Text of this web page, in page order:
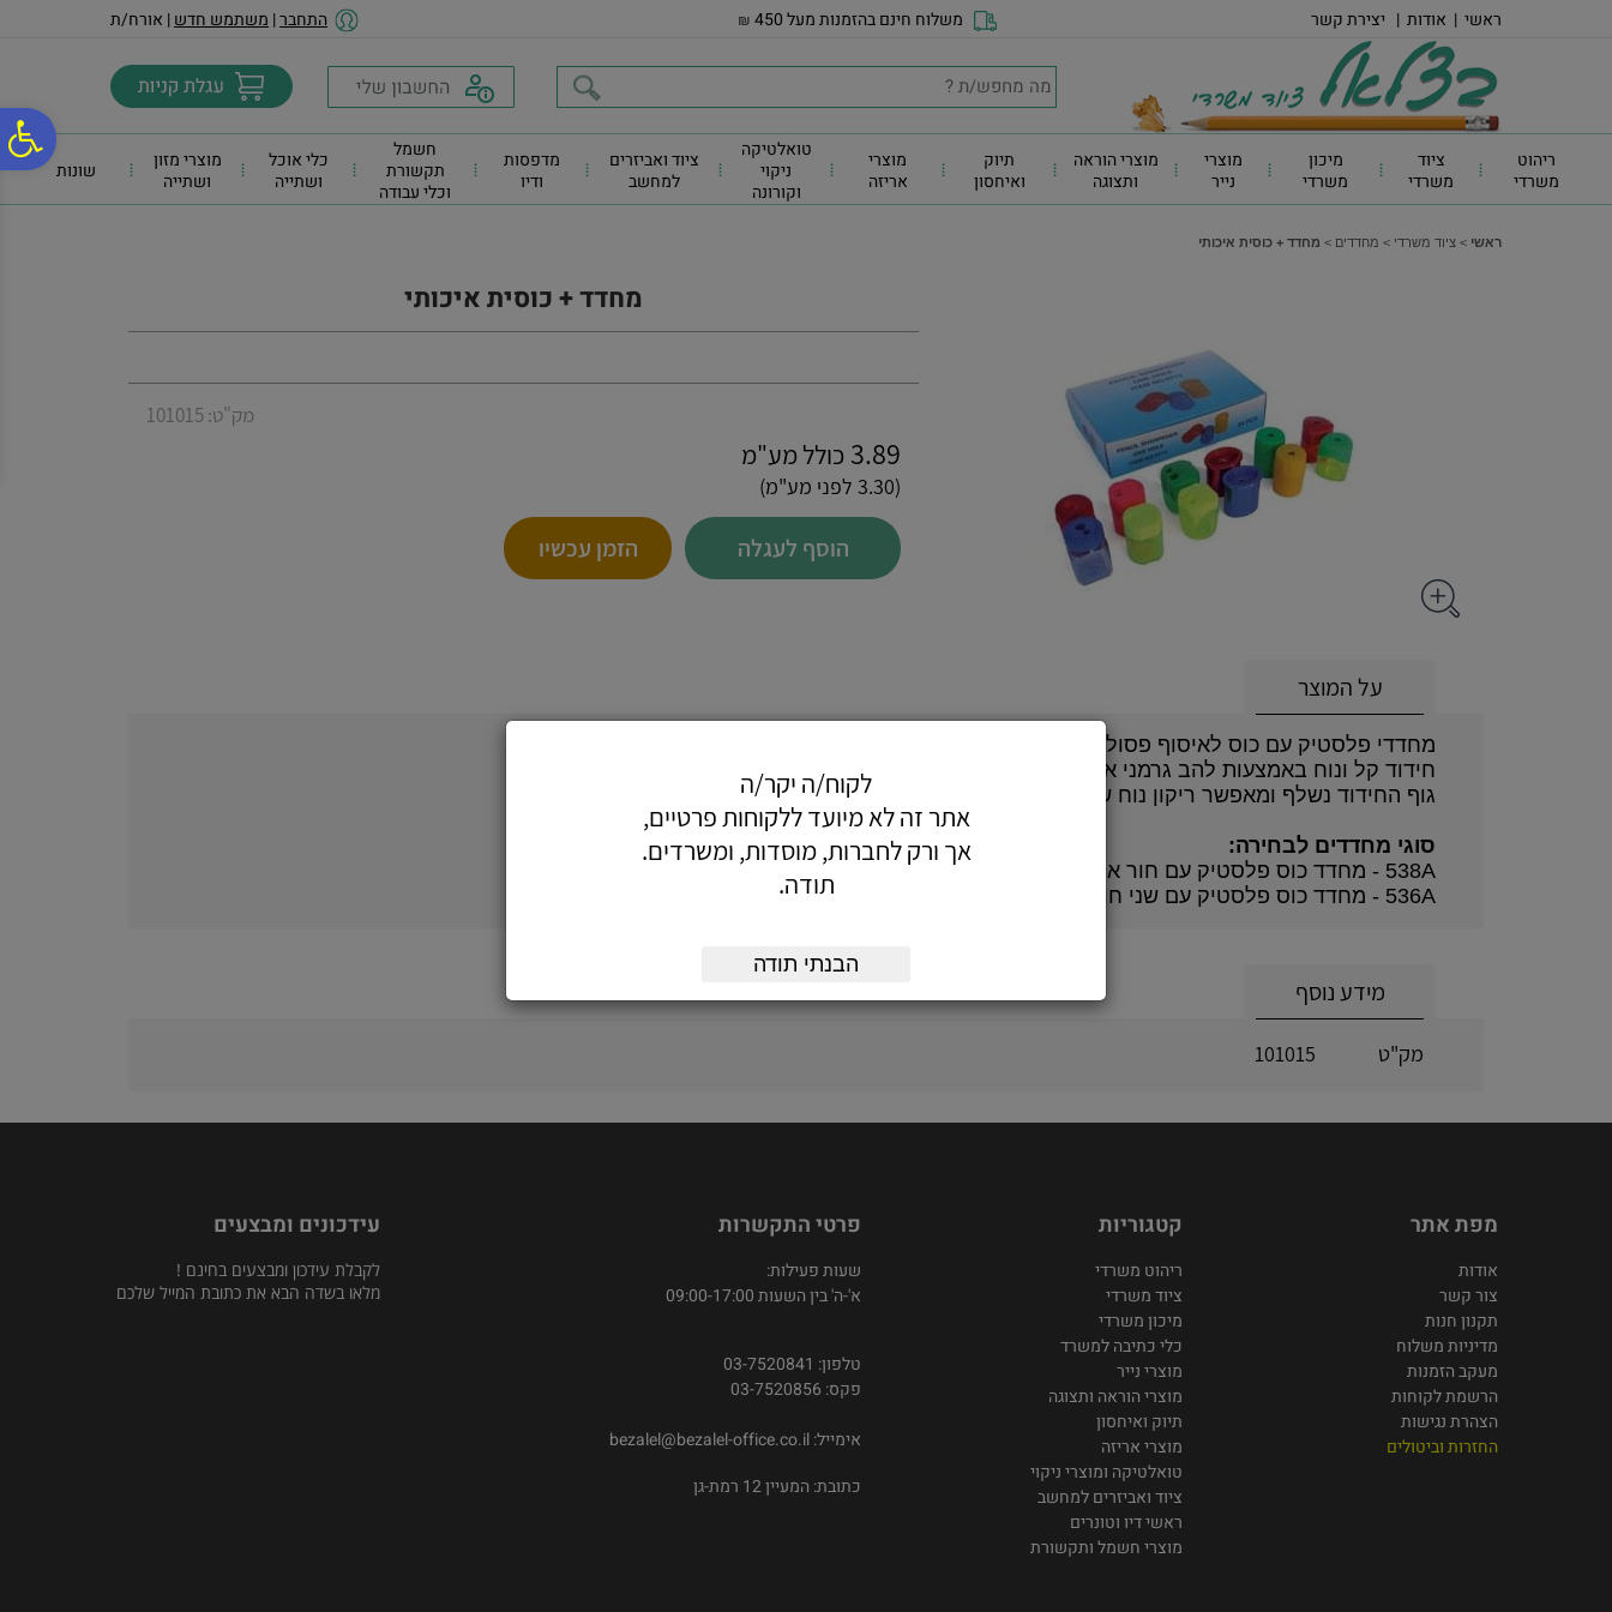
נגישות
אתר
המרכזי
ראשי | אודות | יצירת קשר משלוח חינם בהזמנות מעל 450 ₪ התחבר| משתמש חדש| אורח/ת
ריהוט
משרדי
ציוד
משרדי
מיכון
משרדי
מוצרי
נייר
מוצרי הוראה
ותצוגה
תיוק
ואיחסון
מוצרי
אריזה
טואלטיקה
ניקוי
וקורונה
ציוד ואביזרים
למחשב
מדפסות
ודיו
חשמל
תקשורת
וכלי עבודה
כלי אוכל
ושתייה
מוצרי מזון
ושתייה
שונות
ראשי > ציוד משרדי > מחדדים > מחדד + כוסית איכותי
מחדד + כוסית איכותי
מק"ט: 101015
3.89 כולל מע"מ
(3.30 לפני מע"מ)
הוסף לעגלה הזמן עכשיו
על המוצר
מחדדי פלסטיק עם כוס לאיסוף פסולת, תוצרת LS Germany.
חידוד קל ונוח באמצעות להב גרמני איכותי וחזק.
גוף החידוד נשלף ומאפשר ריקון נוח של הפסולת במיכל.
סוגי מחדדים לבחירה:
538A - מחדד כוס פלסטיק עם חור אחד
536A - מחדד כוס פלסטיק עם שני חורים
מידע נוסף
מק"ט 101015
מפת אתר
אודות
צור קשר
תקנון חנות
מדיניות משלוח
מעקב הזמנות
הרשמת לקוחות
הצהרת נגישות
החזרות וביטולים
קטגוריות
ריהוט משרדי
ציוד משרדי
מיכון משרדי
כלי כתיבה למשרד
מוצרי נייר
מוצרי הוראה ותצוגה
תיוק ואיחסון
מוצרי אריזה
טואלטיקה ומוצרי ניקוי
ציוד ואביזרים למחשב
ראשי דיו וטונרים
מוצרי חשמל ותקשורת
פרטי התקשרות
שעות פעילות:
א'-ה' בין השעות 09:00-17:00
טלפון: 03-7520841
פקס: 03-7520856
אימייל:bezalel@bezalel-office.co.il
כתובת: המעיין 12 רמת-גן
עידכונים ומבצעים
לקבלת עידכון ומבצעים בחינם !
מלאו בשדה הבא את כתובת המייל שלכם
לקוח/ה יקר/ה
אתר זה לא מיועד ללקוחות פרטיים,
אך ורק לחברות, מוסדות, ומשרדים.
תודה.
הבנתי תודה